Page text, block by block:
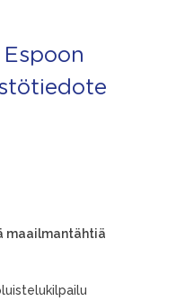
maailmantähtiä